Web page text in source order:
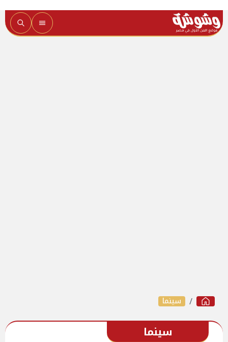
سينما
سينما